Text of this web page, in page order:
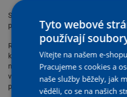
Sprchové kouty
přinášejí do našich domovů komfort a
Richter + Frenzel
neustále sleduje
koupelnového a toaletního vybavení a
nabídku o nové a inovativní produkty.
vždy v kontaktu s těmi
pro své koupelny a toalety.
Tyto webové
používají
Vítejte na našem e-
Pracujeme s cookies a
naše služby běžely, jak
věděli, co se na našich